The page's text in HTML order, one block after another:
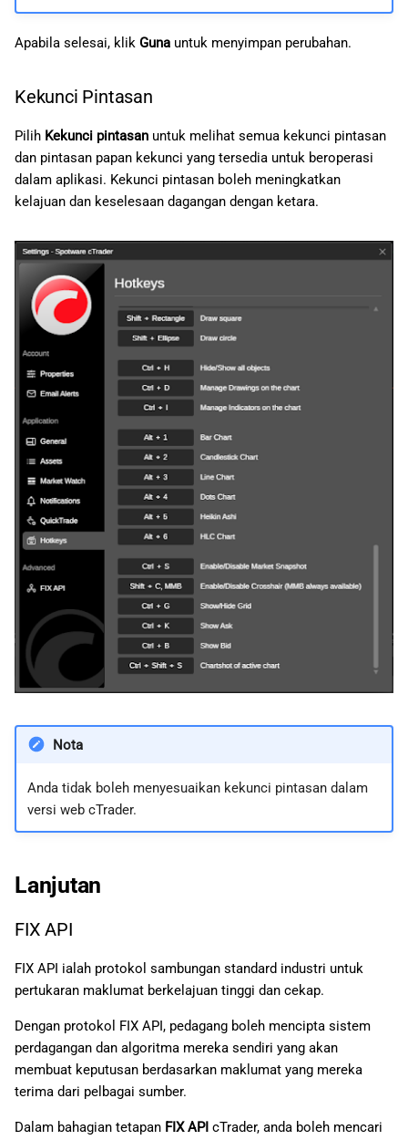
Apabila selesai, klik Guna untuk menyimpan perubahan.
Kekunci Pintasan
Pilih Kekunci pintasan untuk melihat semua kekunci pintasan
dan pintasan papan kekunci yang tersedia untuk beroperasi
dalam aplikasi. Kekunci pintasan boleh meningkatkan
kelajuan dan keselesaan dagangan dengan ketara.
Nota
Anda tidak boleh menyesuaikan kekunci pintasan dalam
versi web cTrader.
Lanjutan
FIX API
FIX API ialah protokol sambungan standard industri untuk
pertukaran maklumat berkelajuan tinggi dan cekap.
Dengan protokol FIX API, pedagang boleh mencipta sistem
perdagangan dan algoritma mereka sendiri yang akan
membuat keputusan berdasarkan maklumat yang mereka
terima dari pelbagai sumber.
Dalam bahagian tetapan FIX API cTrader, anda boleh mencari